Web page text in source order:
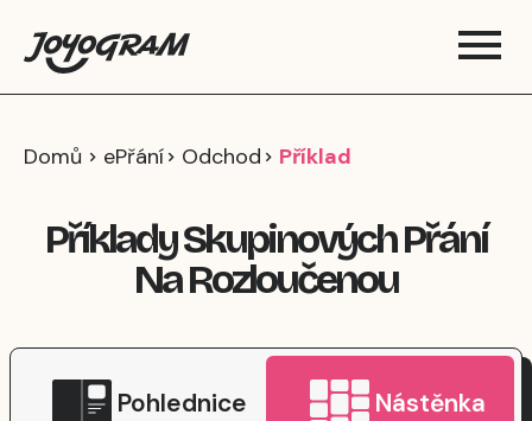
Domů ePřání Odchod Příklad
Příklady Skupinových Přání
Na Rozloučenou
Pohlednice Nástěnka